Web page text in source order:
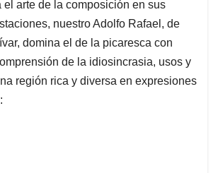
el arte de la composición en sus
nuestro Adolfo Rafael, de
domina el de la picaresca con
de la idiosincrasia, usos y
región rica y diversa en expresiones